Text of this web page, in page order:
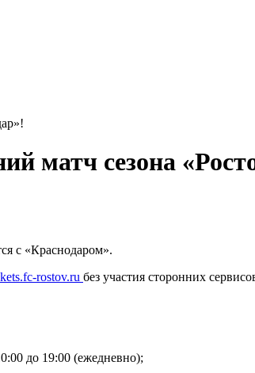
матч сезона
с «Краснодаром».
rostov.ru без участия сторонних
до 19:00 (ежедневно);